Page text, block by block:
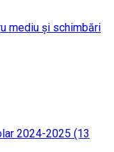
mediu și schimbări
2024-2025 (13